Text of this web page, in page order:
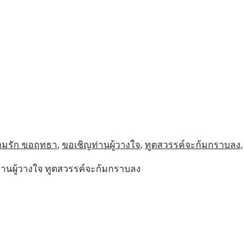
รัก ขอฤทธา, ขอเชิญท่านผู้วางใจ, ทูตสวรรค์จะก้มกราบลง,
ผู้วางใจ ทูตสวรรค์จะก้มกราบลง